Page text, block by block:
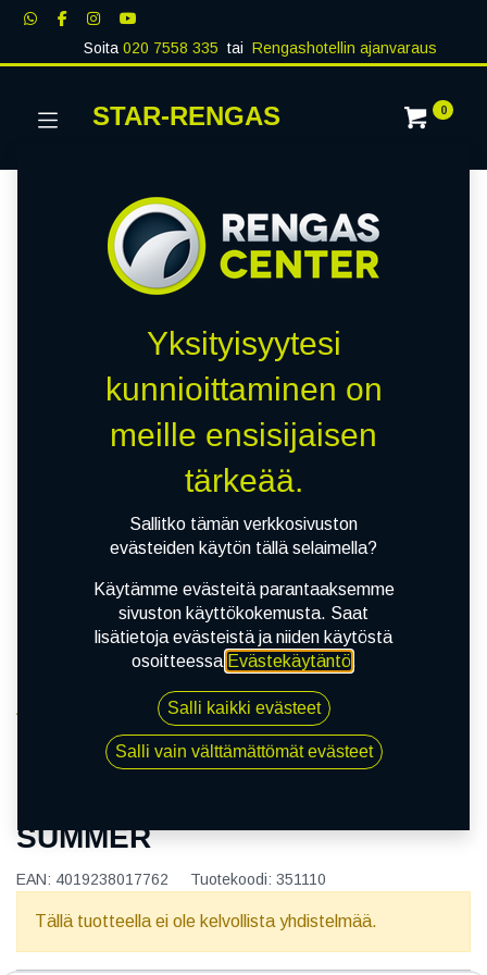
Soita020 7558 335 tai Rengashotellin ajanvaraus
STAR-RENGAS 0
155/80R13 79T BESTDRIVE SUMMER
SUMMER
EAN: 4019238017762 Tuotekoodi: 351110
Tällä tuotteella ei ole kelvollista yhdistelmää.
Yksityisyytesi
kunnioittaminen on
meille ensisijaisen
tärkeää.
Sallitko tämän verkkosivuston
evästeiden käytön tällä selaimella?
Käytämme evästeitä parantaaksemme
sivuston käyttökokemusta. Saat
lisätietoja evästeistä ja niiden käytöstä
osoitteessa Evästekäytäntö.
Salli kaikki evästeet
Salli vain välttämättömät evästeet